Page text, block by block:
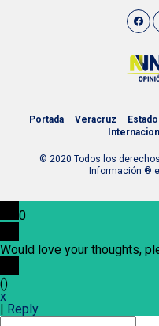
Portada Veracruz Estado
© 2020 Todos los
Información ®
0
Would love your thoughts,
()
x
| Reply